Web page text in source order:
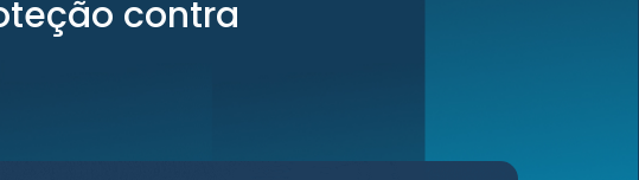
contra